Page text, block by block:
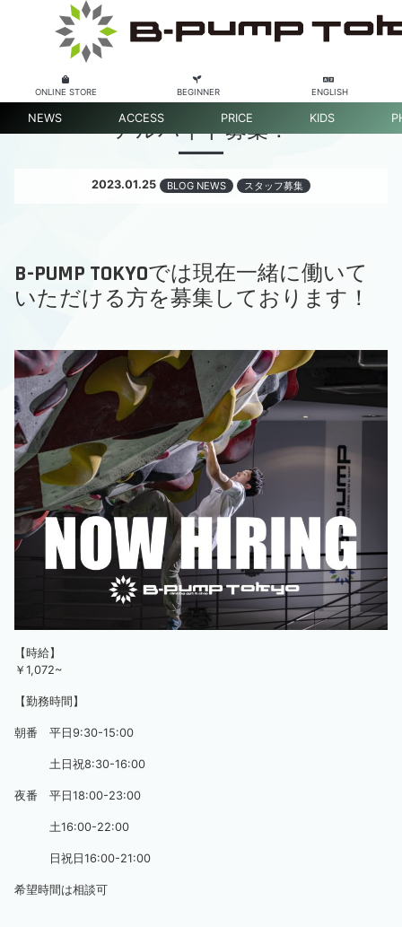
ONLINE STORE BEGINNER ENGLISH
NEWS ACCESS PRICE KIDS
アルバイト募集！
2023.01.25 BLOG NEWS スタッフ募集
B-PUMP TOKYOでは現在一緒に働いて
いただける方を募集しております！
【時給】
￥1,072~
【勤務時間】
朝番 平日9:30-15:00
土日祝8:30-16:00
夜番 平日18:00-23:00
土16:00-22:00
日祝日16:00-21:00
希望時間は相談可